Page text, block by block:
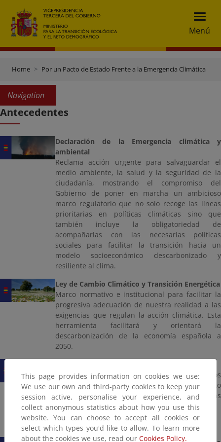
Menú
Home Por un Pacto de Estado Frente a la Emergencia Climática
Navigation
Antecedentes
Declaración de la Emergencia climática y
ambiental
Reclama acción urgente para salvaguardar el
medio ambiente, la salud y la seguridad de la
ciudadanía, mostrando el compromiso del
Gobierno de poner en marcha un ambicioso
marco regulatorio que no solo recoge las líneas
prioritarias en políticas climáticas sino que
también incluye la obligatoriedad de
acompañarlas con las necesarias políticas
sociales para facilitar la transición hacia un
modelo socioeconómico descarbonizado y
resiliente al clima.
Ley de Cambio Climático y Transición Energética
Marco normativo e institucional para facilitar la
progresiva adecuación de nuestra realidad a las
exigencias que regulan la acción climática. Esta
herramienta facilitará y orientará la
descarbonización de la economía española a
2050.
Documento estratégico que define los objetivos
de reducción de emisiones de gases de efecto
invernadero, de penetración de energías
renovables y de eficiencia energética.
This page provides information on cookies we use:
We use our own and third-party cookies to keep your
session active, personalise your experience, and
collect anonymous statistics about how you use this
website. You can choose to accept all cookies or
select which types you'd like to allow. To learn more
about the cookies we use, read our Cookies Policy.